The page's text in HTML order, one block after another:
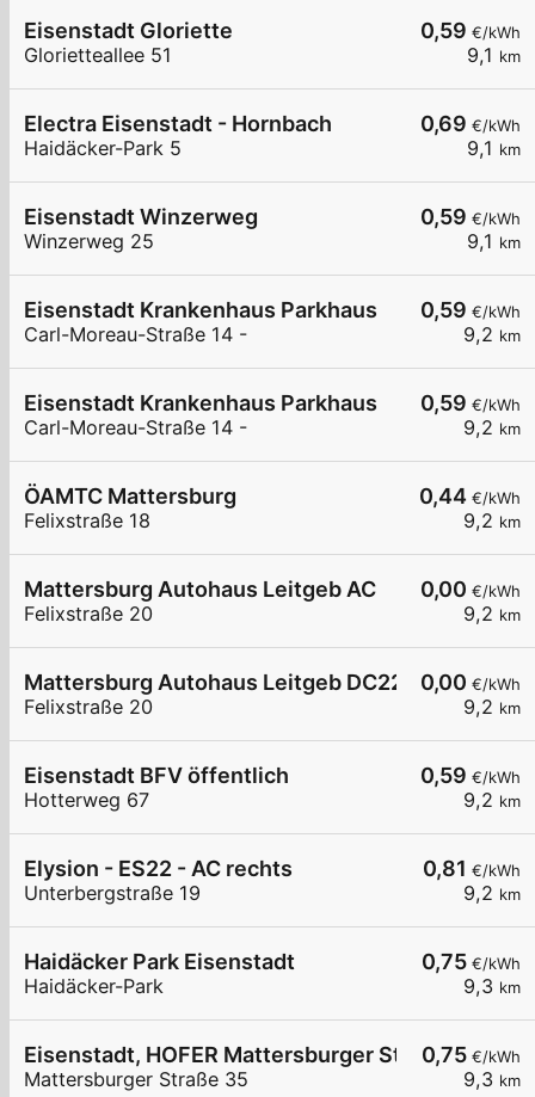
0,59 €/kWh
9,1 km
Eisenstadt Gloriette
Glorietteallee 51
0,69 €/kWh
9,1 km
Electra Eisenstadt - Hornbach
Haidäcker-Park 5
0,59 €/kWh
9,1 km
Eisenstadt Winzerweg
Winzerweg 25
0,59 €/kWh
9,2 km
Eisenstadt Krankenhaus Parkhaus
Carl-Moreau-Straße 14 -
0,59 €/kWh
9,2 km
Eisenstadt Krankenhaus Parkhaus
Carl-Moreau-Straße 14 -
0,44 €/kWh
9,2 km
ÖAMTC Mattersburg
Felixstraße 18
0,00 €/kWh
9,2 km
Mattersburg Autohaus Leitgeb AC
Felixstraße 20
0,00 €/kWh
9,2 km
Mattersburg Autohaus Leitgeb DC22
Felixstraße 20
0,59 €/kWh
9,2 km
Eisenstadt BFV öffentlich
Hotterweg 67
0,81 €/kWh
9,2 km
Elysion - ES22 - AC rechts
Unterbergstraße 19
0,75 €/kWh
9,3 km
Haidäcker Park Eisenstadt
Haidäcker-Park
0,75 €/kWh
9,3 km
Eisenstadt, HOFER Mattersburger Str.
Mattersburger Straße 35